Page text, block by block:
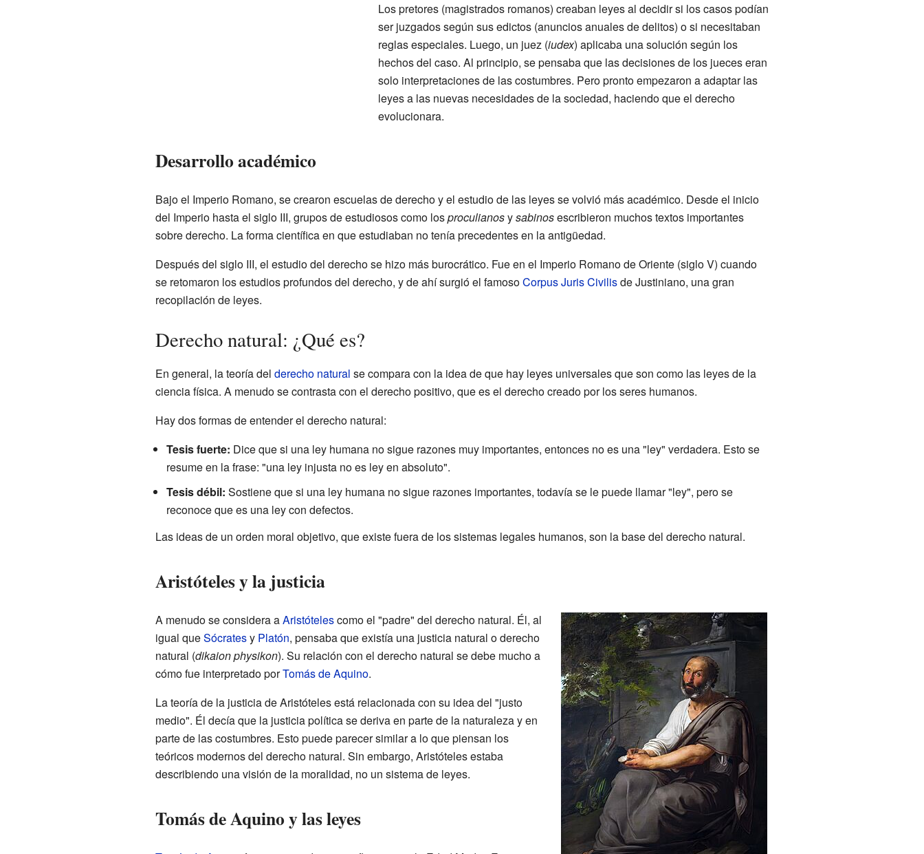
Los pretores (magistrados romanos) creaban leyes al decidir si los casos podían
ser juzgados según sus edictos (anuncios anuales de delitos) o si necesitaban
reglas especiales. Luego, un juez (iudex) aplicaba una solución según los
hechos del caso. Al principio, se pensaba que las decisiones de los jueces eran
solo interpretaciones de las costumbres. Pero pronto empezaron a adaptar las
leyes a las nuevas necesidades de la sociedad, haciendo que el derecho
evolucionara.
Desarrollo académico
Bajo el Imperio Romano, se crearon escuelas de derecho y el estudio de las leyes se volvió más académico. Desde el inicio
del Imperio hasta el siglo III, grupos de estudiosos como losproculianosysabinosescribieron muchos textos importantes
sobre derecho. La forma científica en que estudiaban no tenía precedentes en la antigüedad.
Después del siglo III, el estudio del derecho se hizo más burocrático. Fue en el Imperio Romano de Oriente (siglo V) cuando
se retomaron los estudios profundos del derecho, y de ahí surgió el famosoCorpus Juris Civilisde Justiniano, una gran
recopilación de leyes.
Derecho natural: ¿Qué es?
En general, la teoría del derecho natural se compara con la idea de que hay leyes universales que son como las leyes de la
ciencia física. A menudo se contrasta con el derecho positivo, que es el derecho creado por los seres humanos.
Hay dos formas de entender el derecho natural:
Tesis fuerte: Dice que si una ley humana no sigue razones muy importantes, entonces no es una "ley" verdadera. Esto se
resume en la frase: "una ley injusta no es ley en absoluto".
Tesis débil: Sostiene que si una ley humana no sigue razones importantes, todavía se le puede llamar "ley", pero se
reconoce que es una ley con defectos.
Las ideas de un orden moral objetivo, que existe fuera de los sistemas legales humanos, son la base del derecho natural.
Aristóteles y la justicia
A menudo se considera aAristótelescomo el "padre" del derecho natural. Él, al
igual queSócratesy Platón, pensaba que existía una justicia natural o derecho
natural (dikaion physikon). Su relación con el derecho natural se debe mucho a
cómo fue interpretado porTomás de Aquino.
La teoría de la justicia de Aristóteles está relacionada con su idea del "justo
medio". Él decía que la justicia política se deriva en parte de la naturaleza y en
parte de las costumbres. Esto puede parecer similar a lo que piensan los
teóricos modernos del derecho natural. Sin embargo, Aristóteles estaba
describiendo una visión de la moralidad, no un sistema de leyes.
Tomás de Aquino y las leyes